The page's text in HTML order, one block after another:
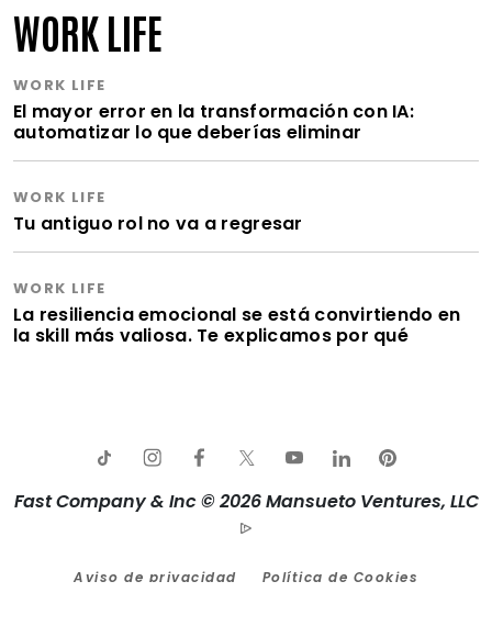
WORK LIFE
WORK LIFE
El mayor error en la transformación con IA:
automatizar lo que deberías eliminar
WORK LIFE
Tu antiguo rol no va a regresar
WORK LIFE
La resiliencia emocional se está convirtiendo en
la skill más valiosa. Te explicamos por qué
Fast Company & Inc © 2026 Mansueto Ventures, LLC
Aviso de privacidad Política de Cookies